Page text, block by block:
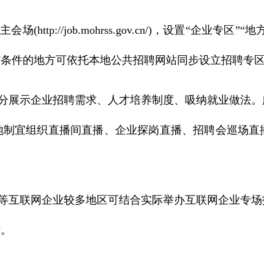
(http://job.mohrss.gov.cn/)，设置“企业专区”“地
件的地方可依托本地公共招聘网站同步设立招聘专区
示企业招聘需求、人才培养制度、吸纳就业做法
宜组织直播间直播、企业探岗直播、招聘会巡场
网企业较多地区可结合实际举办互联网企业专场